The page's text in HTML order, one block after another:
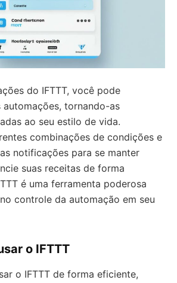
do IFTTT, você pode
automações, tornando-as
ao seu estilo de vida.
combinações de condições e
notificações para se manter
suas receitas de forma
é uma ferramenta poderosa
controle da automação em seu
o IFTTT
o IFTTT de forma eficiente,